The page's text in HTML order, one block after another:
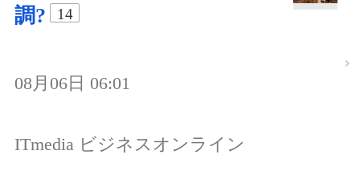
調?
14
08月06日 06:01
ITmedia ビジネスオンライン